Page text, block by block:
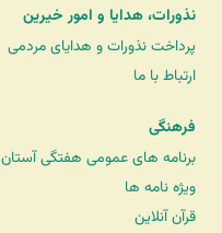
نذورات، هدایا و امور خیرین
پرداخت نذورات و هدایای مردمی
ارتباط با ما
فرهنگی
برنامه های عمومی هفتگی آستان
ویژه نامه ها
قرآن آنلاین